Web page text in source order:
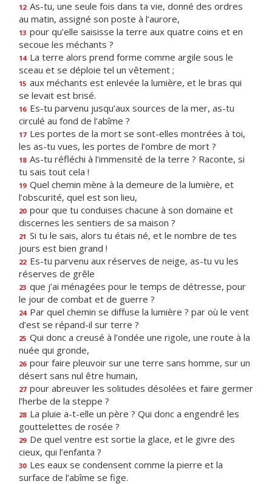
12 As-tu, une seule fois dans ta vie, donné des ordres
au matin, assigné son poste à l’aurore,
13 pour qu’elle saisisse la terre aux quatre coins et en
secoue les méchants ?
14 La terre alors prend forme comme argile sous le
sceau et se déploie tel un vêtement ;
15 aux méchants est enlevée la lumière, et le bras qui
se levait est brisé.
16 Es-tu parvenu jusqu’aux sources de la mer, as-tu
circulé au fond de l’abîme ?
17 Les portes de la mort se sont-elles montrées à toi,
les as-tu vues, les portes de l’ombre de mort ?
18 As-tu réfléchi à l’immensité de la terre ? Raconte, si
tu sais tout cela !
19 Quel chemin mène à la demeure de la lumière, et
l’obscurité, quel est son lieu,
20 pour que tu conduises chacune à son domaine et
discernes les sentiers de sa maison ?
21 Si tu le sais, alors tu étais né, et le nombre de tes
jours est bien grand !
22 Es-tu parvenu aux réserves de neige, as-tu vu les
réserves de grêle
23 que j’ai ménagées pour le temps de détresse, pour
le jour de combat et de guerre ?
24 Par quel chemin se diffuse la lumière ? par où le vent
d’est se répand-il sur terre ?
25 Qui donc a creusé à l’ondée une rigole, une route à la
nuée qui gronde,
26 pour faire pleuvoir sur une terre sans homme, sur un
désert sans nul être humain,
27 pour abreuver les solitudes désolées et faire germer
l’herbe de la steppe ?
28 La pluie a-t-elle un père ? Qui donc a engendré les
gouttelettes de rosée ?
29 De quel ventre est sortie la glace, et le givre des
cieux, qui l’enfanta ?
30 Les eaux se condensent comme la pierre et la
surface de l’abîme se fige.